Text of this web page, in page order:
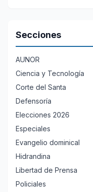
Secciones
AUNOR
Ciencia y Tecnología
Corte del Santa
Defensoría
Elecciones 2026
Especiales
Evangelio dominical
Hidrandina
Libertad de Prensa
Policiales